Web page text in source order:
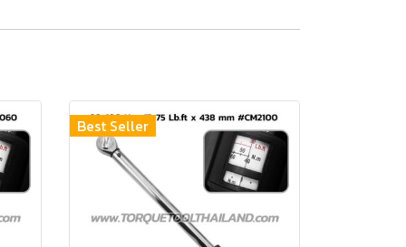
Best Seller